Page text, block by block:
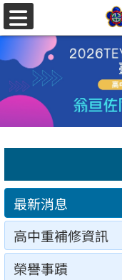
跳至主要內容區
選
單
最新消息
高中重補修資訊
榮譽事蹟